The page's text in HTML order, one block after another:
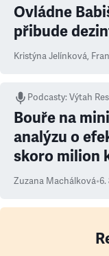
Ovládne
přibude
Kristýna Jelínková,
Podcasty:Výtah
Bouře na
analýzu o
skoro milion
Zuzana Machálková•6.